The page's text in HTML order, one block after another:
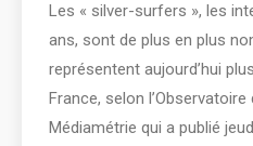
Les « silver-surfers », les
ans, sont de plus en plus
représentent aujourd’hui
France, selon
Médiamétrie qui a publié